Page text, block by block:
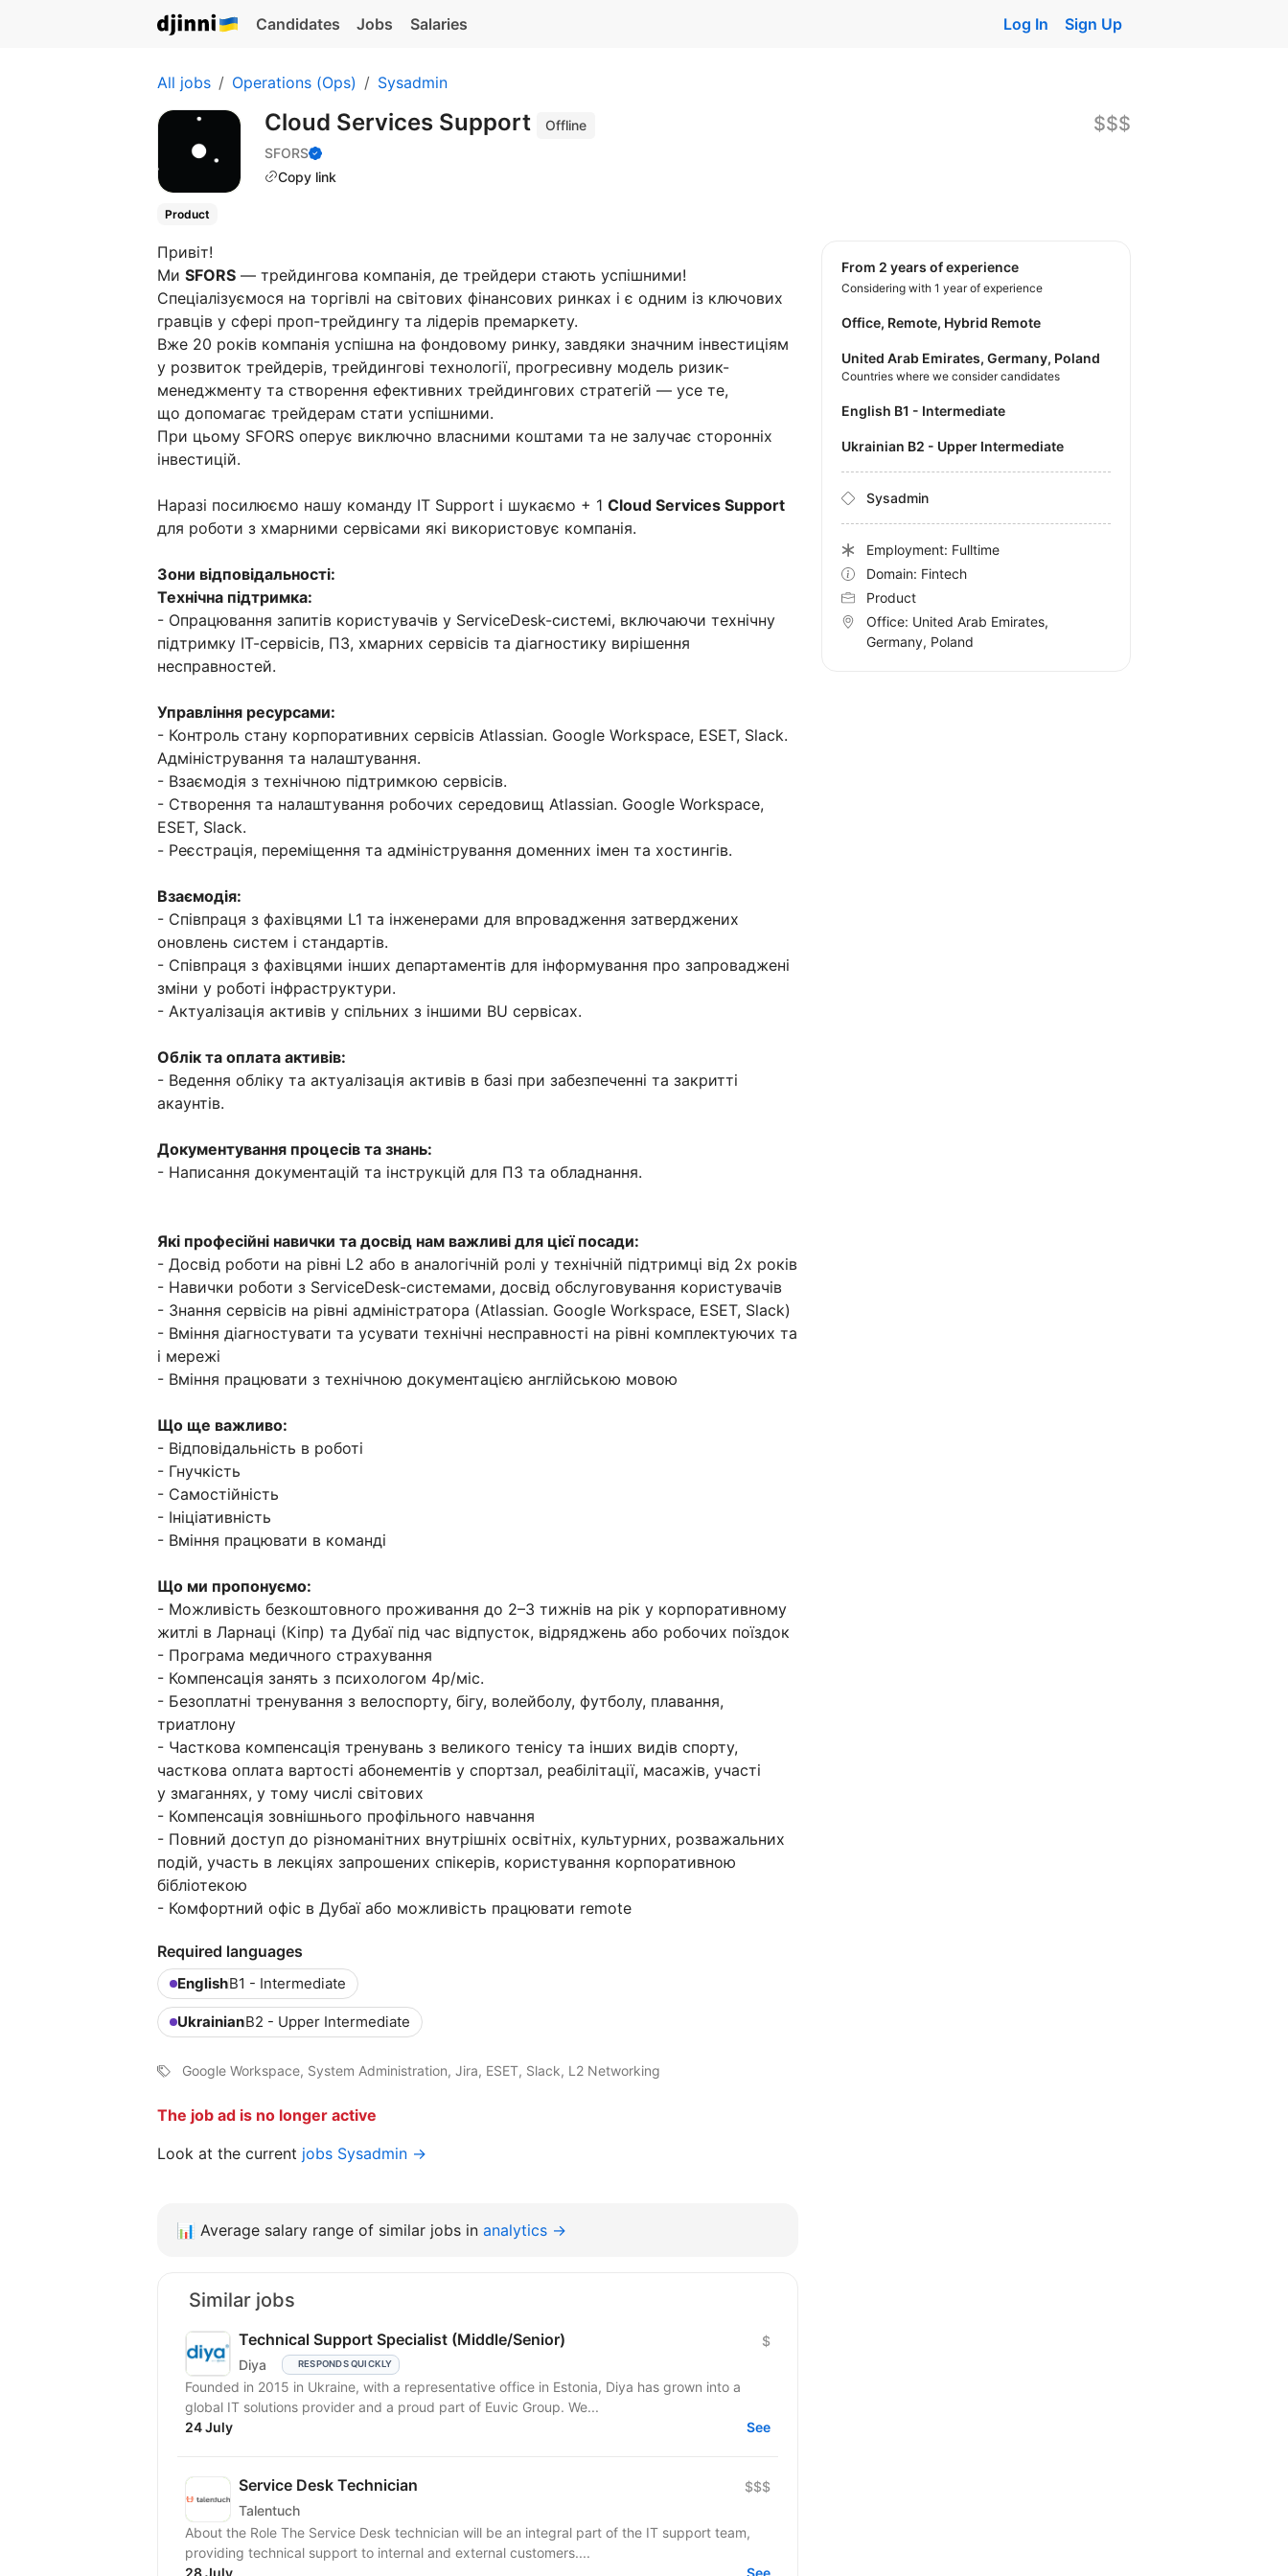
Candidates Jobs Salaries Log In Sign Up
All jobs Operations (Ops) Sysadmin
Cloud Services Support
Offline
SFORS
Copy link
$$$
Product
Привіт!
Ми SFORS — трейдингова компанія, де трейдери стають успішними!
Спеціалізуємося на торгівлі на світових фінансових ринках і є одним із ключових
гравців у сфері проп-трейдингу та лідерів премаркету.
Вже 20 років компанія успішна на фондовому ринку, завдяки значним інвестиціям
у розвиток трейдерів, трейдингові технології, прогресивну модель ризик-
менеджменту та створення ефективних трейдингових стратегій — усе те,
що допомагає трейдерам стати успішними.
При цьому SFORS оперує виключно власними коштами та не залучає сторонніх
інвестицій.
Наразі посилюємо нашу команду IT Support і шукаємо + 1 Cloud Services Support
для роботи з хмарними сервісами які використовує компанія.
Зони відповідальності:
Технічна підтримка:
- Опрацювання запитів користувачів у ServiceDesk-системі, включаючи технічну
підтримку ІТ-сервісів, ПЗ, хмарних сервісів та діагностику вирішення
несправностей.
Управління ресурсами:
- Контроль стану корпоративних сервісів Atlassian. Google Workspace, ESET, Slack.
Адміністрування та налаштування.
- Взаємодія з технічною підтримкою сервісів.
- Створення та налаштування робочих середовищ Atlassian. Google Workspace,
ESET, Slack.
- Реєстрація, переміщення та адміністрування доменних імен та хостингів.
Взаємодія:
- Співпраця з фахівцями L1 та інженерами для впровадження затверджених
оновлень систем і стандартів.
- Співпраця з фахівцями інших департаментів для інформування про запроваджені
зміни у роботі інфраструктури.
- Актуалізація активів у спільних з іншими BU сервісах.
Облік та оплата активів:
- Ведення обліку та актуалізація активів в базі при забезпеченні та закритті
акаунтів.
Документування процесів та знань:
- Написання документацій та інструкцій для ПЗ та обладнання.
Які професійні навички та досвід нам важливі для цієї посади:
- Досвід роботи на рівні L2 або в аналогічній ролі у технічній підтримці від 2х років
- Навички роботи з ServiceDesk-системами, досвід обслуговування користувачів
- Знання сервісів на рівні адміністратора (Atlassian. Google Workspace, ESET, Slack)
- Вміння діагностувати та усувати технічні несправності на рівні комплектуючих та
і мережі
- Вміння працювати з технічною документацією англійською мовою
Що ще важливо:
- Відповідальність в роботі
- Гнучкість
- Самостійність
- Ініціативність
- Вміння працювати в команді
Що ми пропонуємо:
- Можливість безкоштовного проживання до 2–3 тижнів на рік у корпоративному
житлі в Ларнаці (Кіпр) та Дубаї під час відпусток, відряджень або робочих поїздок
- Програма медичного страхування
- Компенсація занять з психологом 4р/міс.
- Безоплатні тренування з велоспорту, бігу, волейболу, футболу, плавання,
триатлону
- Часткова компенсація тренувань з великого тенісу та інших видів спорту,
часткова оплата вартості абонементів у спортзал, реабілітації, масажів, участі
у змаганнях, у тому числі світових
- Компенсація зовнішнього профільного навчання
- Повний доступ до різноманітних внутрішніх освітніх, культурних, розважальних
подій, участь в лекціях запрошених спікерів, користування корпоративною
бібліотекою
- Комфортний офіс в Дубаї або можливість працювати remote
Required languages
EnglishB1 - Intermediate
UkrainianB2 - Upper Intermediate
Google Workspace, System Administration, Jira, ESET, Slack, L2 Networking
The job ad is no longer active
Look at the current jobs Sysadmin →
from 2 years of experience
Considering with 1 year of experience
Office, Remote, Hybrid Remote
United Arab Emirates, Germany, Poland
Countries where we consider candidates
English B1 - Intermediate
Ukrainian B2 - Upper Intermediate
Sysadmin
Employment: Fulltime
Domain: Fintech
Product
Office: United Arab Emirates,
Germany, Poland
📊 Average salary range of similar jobs in analytics →
Similar jobs
Technical Support Specialist (Middle/Senior)
Diya RESPONDS QUICKLY
$
Founded in 2015 in Ukraine, with a representative office in Estonia, Diya has grown into a
global IT solutions provider and a proud part of Euvic Group. We...
24 July
See
Service Desk Technician
Talentuch
$$$
About the Role The Service Desk technician will be an integral part of the IT support team,
providing technical support to internal and external customers....